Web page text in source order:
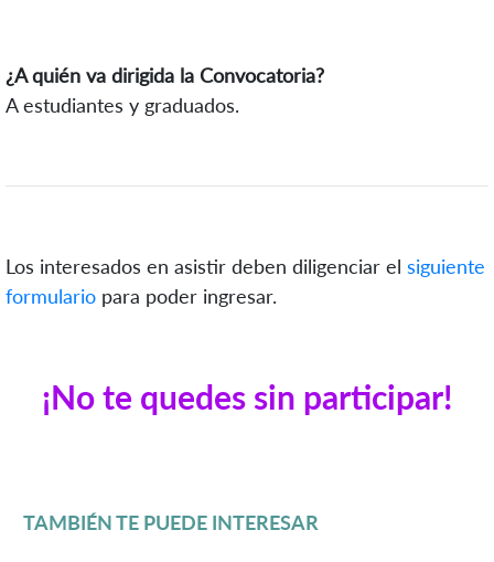
¿A quién va dirigida la Convocatoria?
A estudiantes y graduados.
Los interesados en asistir deben diligenciar el siguiente
formulario para poder ingresar.
¡No te quedes sin participar!
TAMBIÉN TE PUEDE INTERESAR